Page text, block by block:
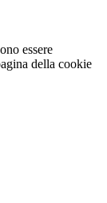
essere
della cookie